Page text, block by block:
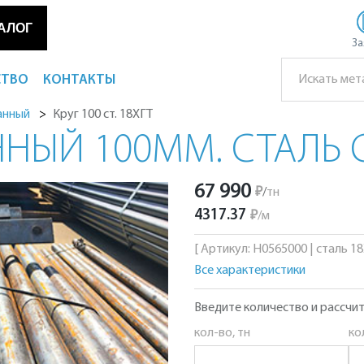
КОНТАКТЫ
Круг 100 ст. 18ХГТ
100ММ. СТАЛЬ
67 990 ₽/тн
4317.37 ₽/м
[ Артикул: Н0565000 | сталь
Все характеристики
Введите количество и
кол-во, тн